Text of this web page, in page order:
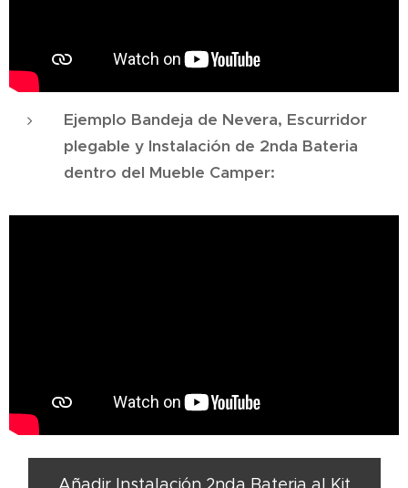
Ejemplo Bandeja de Nevera, Escurridor
plegable y Instalación de 2nda Bateria
dentro del Mueble Camper: